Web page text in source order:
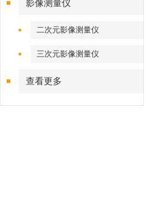
影像测量仪
二次元影像测量仪
三次元影像测量仪
查看更多